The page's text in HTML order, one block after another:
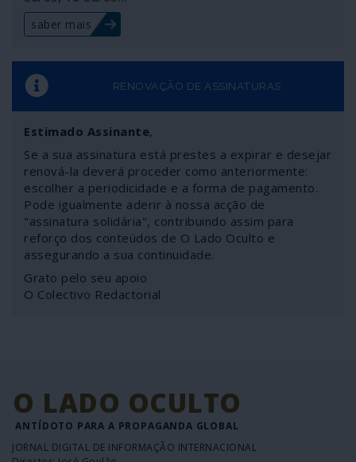
assassínios e ameaças de morte, como a seguir se
revela.
saber mais
RENOVAÇÃO DE ASSINATURAS
Estimado Assinante,
Se a sua assinatura está prestes a expirar e desejar
renová-la deverá proceder como anteriormente:
escolher a periodicidade e a forma de pagamento.
Pode igualmente aderir à nossa acção de
"assinatura solidária", contribuindo assim para
reforço dos conteúdos de O Lado Oculto e
assegurando a sua continuidade.
Grato pelo seu apoio
O Colectivo Redactorial
O LADO OCULTO
ANTÍDOTO PARA A PROPAGANDA GLOBAL
JORNAL DIGITAL DE INFORMAÇÃO INTERNACIONAL